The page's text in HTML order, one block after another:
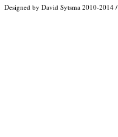
Designed by David Sytsma 2010-2014 /